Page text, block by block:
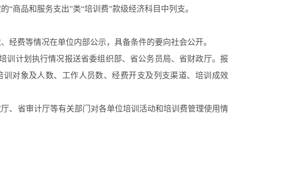
“商品和服务支出”类“培训费”款级经济科目中列支。
经费等情况在单位内部公示，具备条件的要向社会公开。
训计划执行情况报送省委组织部、省公务员局、省财政厅。报
对象及人数、工作人员数、经费开支及列支渠道、培训成效
、省审计厅等有关部门对各单位培训活动和培训费管理使用情